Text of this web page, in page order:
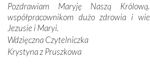
Byli tym razem pośród Apostołów
każdego spośród żyjących pokoleń.
liczył sobie 13 lat, zaś senior, pan
Całe życie marzyłem, by tu
rozmowie.
Pozdrawiam Maryję Naszą
współpracownikom dużo zdrowia i
Jezusie i Maryi.
Wdzięczna Czytelniczka
Krystyna z Pruszkowa